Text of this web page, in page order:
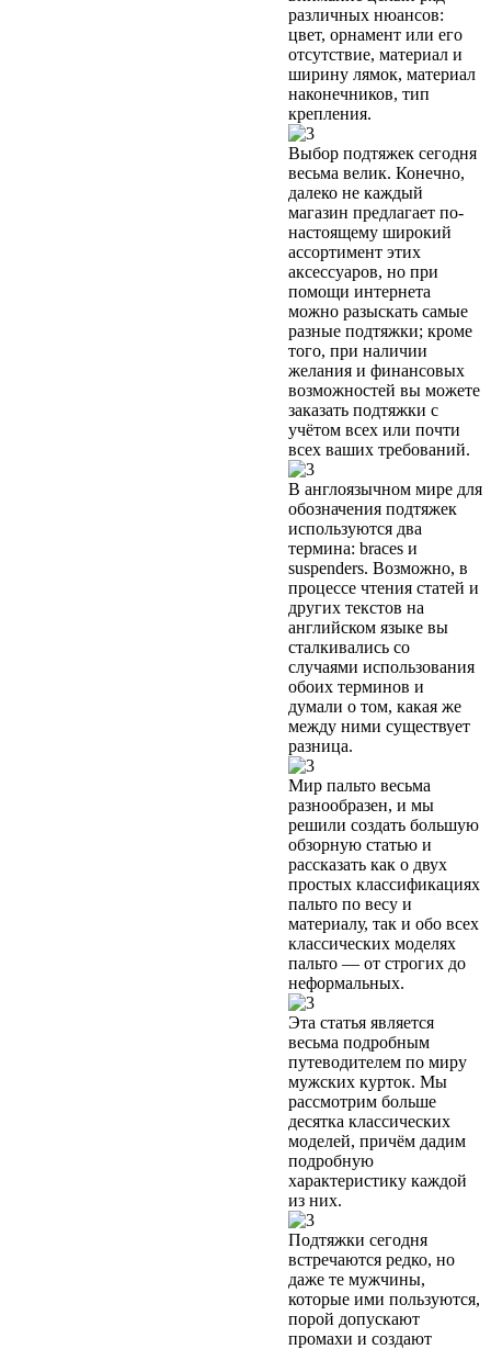
различных нюансов:
цвет, орнамент или его
отсутствие, материал и
ширину лямок, материал
наконечников, тип
крепления.
Выбор подтяжек сегодня
весьма велик. Конечно,
далеко не каждый
магазин предлагает по-
настоящему широкий
ассортимент этих
аксессуаров, но при
помощи интернета
можно разыскать самые
разные подтяжки; кроме
того, при наличии
желания и финансовых
возможностей вы можете
заказать подтяжки с
учётом всех или почти
всех ваших требований.
В англоязычном мире для
обозначения подтяжек
используются два
термина: braces и
suspenders. Возможно, в
процессе чтения статей и
других текстов на
английском языке вы
сталкивались со
случаями использования
обоих терминов и
думали о том, какая же
между ними существует
разница.
Мир пальто весьма
разнообразен, и мы
решили создать большую
обзорную статью и
рассказать как о двух
простых классификациях
пальто по весу и
материалу, так и обо всех
классических моделях
пальто — от строгих до
неформальных.
Эта статья является
весьма подробным
путеводителем по миру
мужских курток. Мы
рассмотрим больше
десятка классических
моделей, причём дадим
подробную
характеристику каждой
из них.
Подтяжки сегодня
встречаются редко, но
даже те мужчины,
которые ими пользуются,
порой допускают
промахи и создают